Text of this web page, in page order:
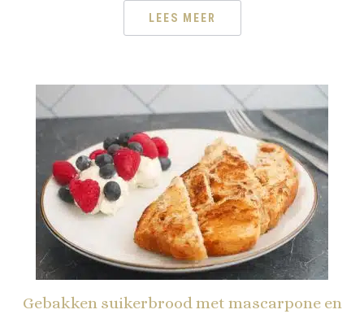
LEES MEER
Gebakken suikerbrood met mascarpone en